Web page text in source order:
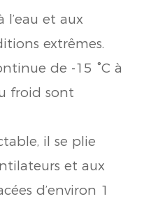
l’eau et aux
extrêmes.
de -15 °C à
froid sont
il se plie
et aux
d’environ 1